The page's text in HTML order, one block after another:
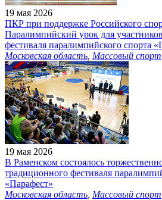
19 мая 2026
ПКР при поддержке Российского
Паралимпийский урок для
фестиваля паралимпийского спорта
Московская область Массовый спорт
19 мая 2026
В Раменском состоялось
традиционного фестиваля
«Парафест»
Московская область Массовый спорт